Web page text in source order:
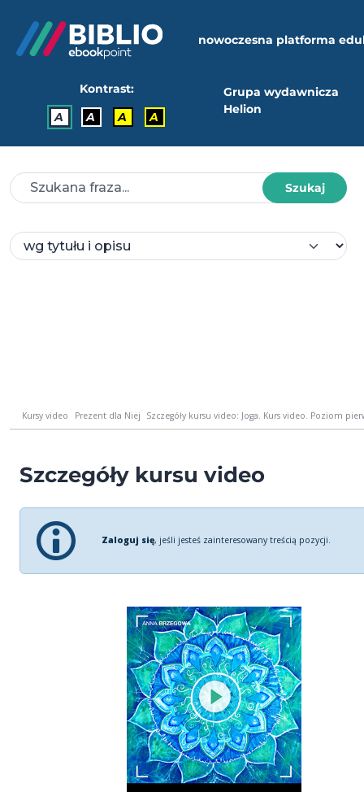
nowoczesna platforma
Kontrast:
A
A A A
Grupa wydawnicza
Helion
Szukaj
Kursy video Prezent dla Niej Szczegóły kursu video: Joga. Kurs video. Poziom
Szczegóły kursu video
Zaloguj się, jeśli jesteś zainteresowany treścią pozycji.